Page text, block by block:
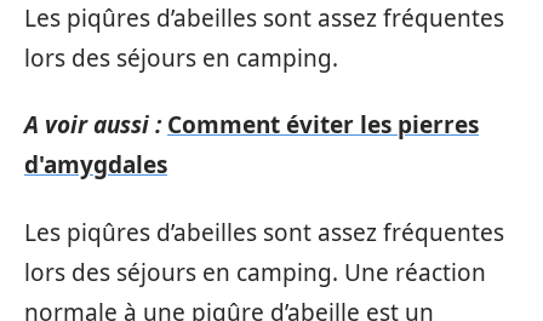
Les piqûres d’abeilles sont assez fréquentes
lors des séjours en camping.
A voir aussi : Comment éviter les pierres
d'amygdales
Les piqûres d’abeilles sont assez fréquentes
lors des séjours en camping. Une réaction
normale à une piqûre d’abeille est un